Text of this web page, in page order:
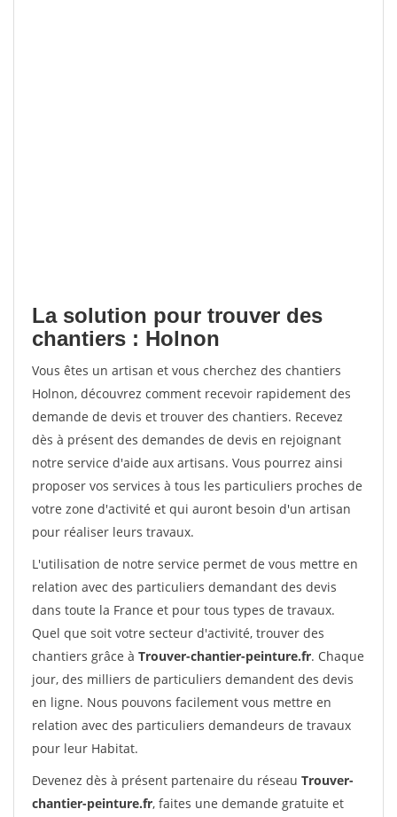
La solution pour trouver des
chantiers : Holnon
Vous êtes un artisan et vous cherchez des chantiers
Holnon, découvrez comment recevoir rapidement des
demande de devis et trouver des chantiers. Recevez
dès à présent des demandes de devis en rejoignant
notre service d'aide aux artisans. Vous pourrez ainsi
proposer vos services à tous les particuliers proches de
votre zone d'activité et qui auront besoin d'un artisan
pour réaliser leurs travaux.
L'utilisation de notre service permet de vous mettre en
relation avec des particuliers demandant des devis
dans toute la France et pour tous types de travaux.
Quel que soit votre secteur d'activité, trouver des
chantiers grâce à Trouver-chantier-peinture.fr. Chaque
jour, des milliers de particuliers demandent des devis
en ligne. Nous pouvons facilement vous mettre en
relation avec des particuliers demandeurs de travaux
pour leur Habitat.
Devenez dès à présent partenaire du réseau Trouver-
chantier-peinture.fr, faites une demande gratuite et